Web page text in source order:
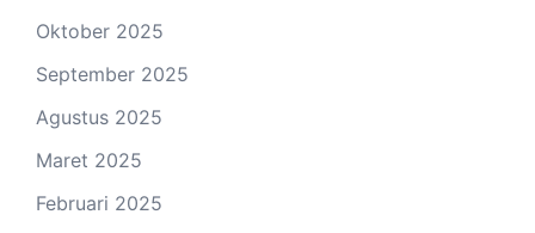
Oktober 2025
September 2025
Agustus 2025
Maret 2025
Februari 2025